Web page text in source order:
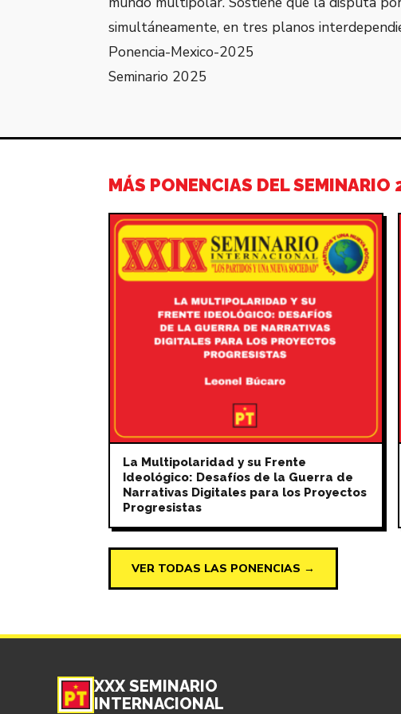
simultáneamente, en tres planos
Ponencia-Mexico-2025
Seminario 2025
MÁS PONENCIAS DEL SEMINARIO
La Multipolaridad y su Frente
Ideológico: Desafíos de la Guerra de
Narrativas Digitales para los Proyectos
Progresistas
VER TODAS LAS PONENCIAS →
XXX SEMINARIO
INTERNACIONAL